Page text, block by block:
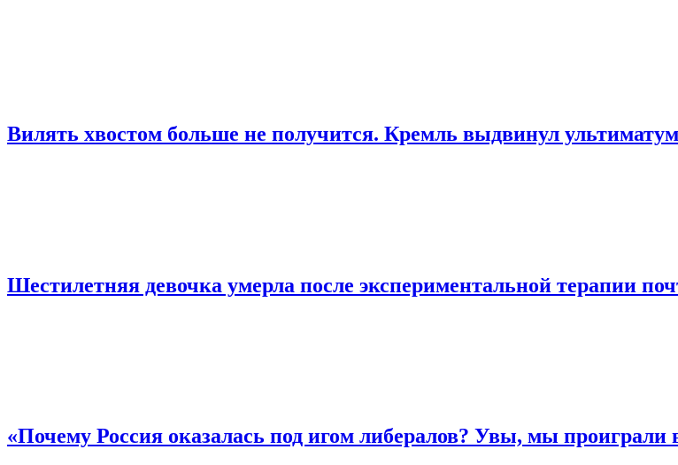
Вилять хвостом больше не получится. Кремль выдвинул
Шестилетняя девочка умерла после экспериментальной терапии
«Почему Россия оказалась под игом либералов? Увы, мы